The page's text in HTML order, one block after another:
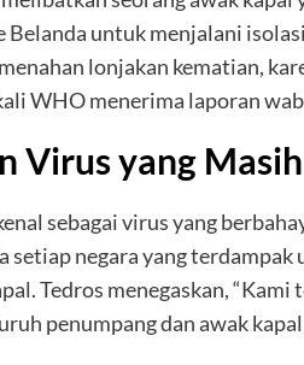
Belanda untuk menjalani
lonjakan kematian,
WHO menerima laporan
Virus yang
sebagai virus yang
setiap negara yang
Tedros menegaskan,
penumpang dan awak